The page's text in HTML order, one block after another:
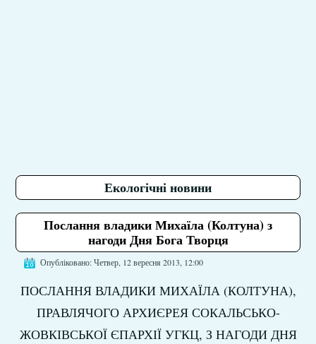
Екологічні новини
Послання владики Михаїла (Колтуна) з
нагоди Дня Бога Творця
Опубліковано: Четвер, 12 вересня 2013, 12:00
ПОСЛАННЯ ВЛАДИКИ МИХАЇЛА (КОЛТУНА),
ПРАВЛЯЧОГО АРХИЄРЕЯ СОКАЛЬСЬКО-
ЖОВКІВСЬКОЇ ЄПАРХІЇ УГКЦ, З НАГОДИ ДНЯ